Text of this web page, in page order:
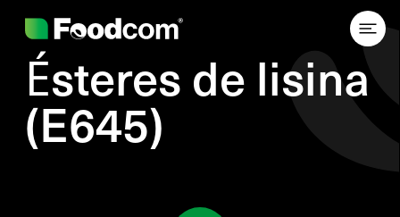
Ésteres de lisina
(E645)